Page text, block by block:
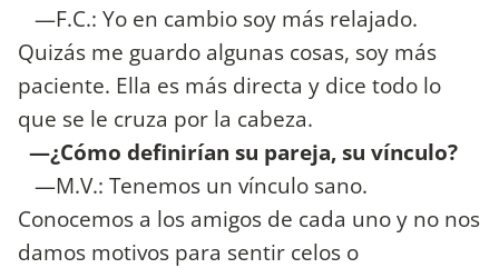
—F.C.: Yo en cambio soy más relajado.
Quizás me guardo algunas cosas, soy más
paciente. Ella es más directa y dice todo lo
que se le cruza por la cabeza.
—¿Cómo definirían su pareja, su vínculo?
—M.V.: Tenemos un vínculo sano.
Conocemos a los amigos de cada uno y no nos
damos motivos para sentir celos o